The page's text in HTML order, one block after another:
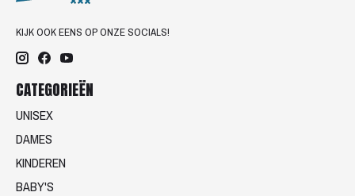
KIJK OOK EENS OP ONZE SOCIALS!
CATEGORIEËN
UNISEX
DAMES
KINDEREN
BABY'S